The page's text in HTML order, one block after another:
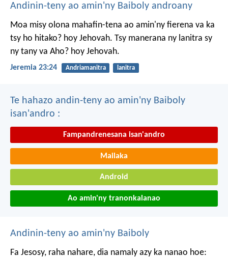
Andinin-teny ao amin'ny Baiboly androany
Moa misy olona mahafin-tena ao amin'ny fierena va ka
tsy ho hitako? hoy Jehovah. Tsy manerana ny lanitra sy
ny tany va Aho? hoy Jehovah.
Jeremia 23:24 Andriamanitra lanitra
Te hahazo andin-teny ao amin'ny Baiboly
isan'andro :
Fampandrenesana isan'andro
Mailaka
Android
Ao amin'ny tranonkalanao
Andinin-teny ao amin'ny Baiboly
Fa Jesosy, raha nahare, dia namaly azy ka nanao hoe: